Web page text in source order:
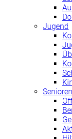
Jugend
Senioren